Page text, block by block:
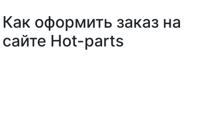
Как оформить заказ на
сайте Hot-parts